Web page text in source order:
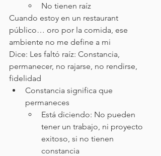
No tienen raíz
Cuando estoy en un restaurant
público… oro por la comida, ese
ambiente no me define a mi
Dice: Les faltó raíz: Constancia,
permanecer, no rajarse, no rendirse,
fidelidad
Constancia significa que
permaneces
Está diciendo: No pueden
tener un trabajo, ni proyecto
exitoso, si no tienen
constancia